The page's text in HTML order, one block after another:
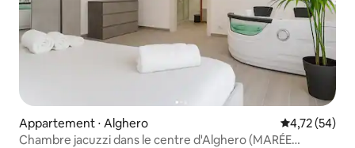
Appartement ⋅ Alghero Évaluation
4,72 (54)
Chambre jacuzzi dans le centre d'Alghero (MARÉE